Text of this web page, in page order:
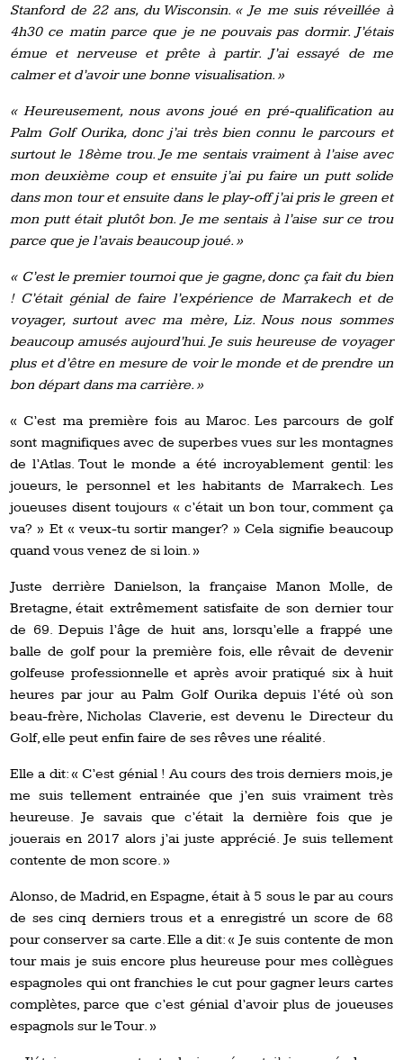
Stanford de 22 ans, du Wisconsin. « Je me suis réveillée à
4h30 ce matin parce que je ne pouvais pas dormir. J’étais
émue et nerveuse et prête à partir. J’ai essayé de me
calmer et d’avoir une bonne visualisation. »
« Heureusement, nous avons joué en pré-qualification au
Palm Golf Ourika, donc j’ai très bien connu le parcours et
surtout le 18ème trou. Je me sentais vraiment à l’aise avec
mon deuxième coup et ensuite j’ai pu faire un putt solide
dans mon tour et ensuite dans le play-off j’ai pris le green et
mon putt était plutôt bon. Je me sentais à l’aise sur ce trou
parce que je l’avais beaucoup joué. »
« C’est le premier tournoi que je gagne, donc ça fait du bien
! C’était génial de faire l’expérience de Marrakech et de
voyager, surtout avec ma mère, Liz. Nous nous sommes
beaucoup amusés aujourd’hui. Je suis heureuse de voyager
plus et d’être en mesure de voir le monde et de prendre un
bon départ dans ma carrière. »
« C’est ma première fois au Maroc. Les parcours de golf
sont magnifiques avec de superbes vues sur les montagnes
de l’Atlas. Tout le monde a été incroyablement gentil: les
joueurs, le personnel et les habitants de Marrakech. Les
joueuses disent toujours « c’était un bon tour, comment ça
va? » Et « veux-tu sortir manger? » Cela signifie beaucoup
quand vous venez de si loin. »
Juste derrière Danielson, la française Manon Molle, de
Bretagne, était extrêmement satisfaite de son dernier tour
de 69. Depuis l’âge de huit ans, lorsqu’elle a frappé une
balle de golf pour la première fois, elle rêvait de devenir
golfeuse professionnelle et après avoir pratiqué six à huit
heures par jour au Palm Golf Ourika depuis l’été où son
beau-frère, Nicholas Claverie, est devenu le Directeur du
Golf, elle peut enfin faire de ses rêves une réalité.
Elle a dit: « C’est génial ! Au cours des trois derniers mois, je
me suis tellement entrainée que j’en suis vraiment très
heureuse. Je savais que c’était la dernière fois que je
jouerais en 2017 alors j’ai juste apprécié. Je suis tellement
contente de mon score. »
Alonso, de Madrid, en Espagne, était à 5 sous le par au cours
de ses cinq derniers trous et a enregistré un score de 68
pour conserver sa carte. Elle a dit: « Je suis contente de mon
tour mais je suis encore plus heureuse pour mes collègues
espagnoles qui ont franchies le cut pour gagner leurs cartes
complètes, parce que c’est génial d’avoir plus de joueuses
espagnols sur le Tour. »